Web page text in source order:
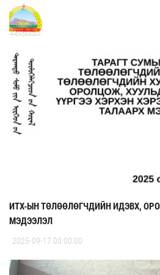
ИТХ-ЫН ТӨЛӨӨЛӨГЧДИЙН ИДЭВХ,
МЭДЭЭЛЭЛ
2025-09-17 00:00:00